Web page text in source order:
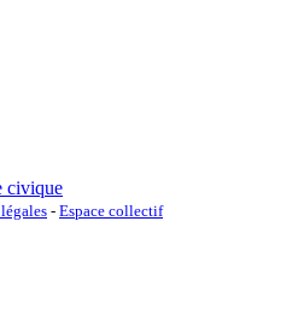
civique
- Espace collectif